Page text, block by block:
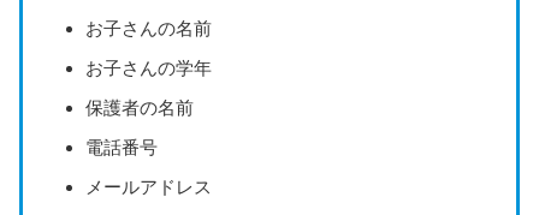
お子さんの名前
お子さんの学年
保護者の名前
電話番号
メールアドレス